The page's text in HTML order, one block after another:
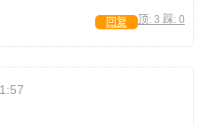
顶: 3 踩: 0
回复